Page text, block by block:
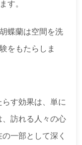
す。
蝶蘭は空間を洗
をもたらしま
す効果は、単に
訪れる人々の心
一部として深く